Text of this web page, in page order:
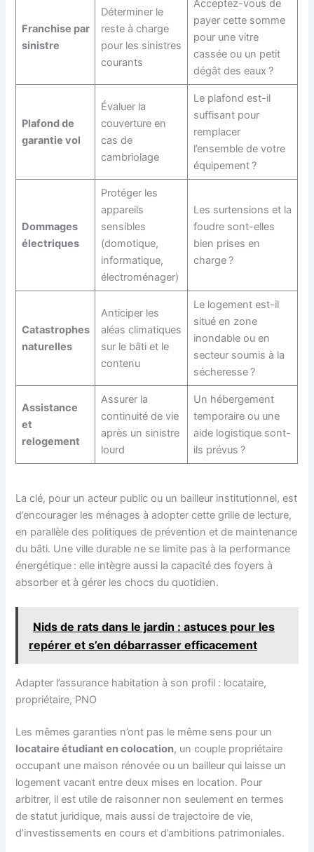
Franchise par
sinistre
Déterminer le
reste à charge
pour les sinistres
courants
Acceptez-vous de
payer cette somme
pour une vitre
cassée ou un petit
dégât des eaux ?
Plafond de
garantie vol
Évaluer la
couverture en
cas de
cambriolage
Le plafond est-il
suffisant pour
remplacer
l’ensemble de votre
équipement ?
Dommages
électriques
Protéger les
appareils
sensibles
(domotique,
informatique,
électroménager)
Les surtensions et la
foudre sont-elles
bien prises en
charge ?
Catastrophes
naturelles
Anticiper les
aléas climatiques
sur le bâti et le
contenu
Le logement est-il
situé en zone
inondable ou en
secteur soumis à la
sécheresse ?
Assistance
et
relogement
Assurer la
continuité de vie
après un sinistre
lourd
Un hébergement
temporaire ou une
aide logistique sont-
ils prévus ?
La clé, pour un acteur public ou un bailleur institutionnel, est
d’encourager les ménages à adopter cette grille de lecture,
en parallèle des politiques de prévention et de maintenance
du bâti. Une ville durable ne se limite pas à la performance
énergétique : elle intègre aussi la capacité des foyers à
absorber et à gérer les chocs du quotidien.
Nids de rats dans le jardin : astuces pour les
repérer et s’en débarrasser efficacement
Adapter l’assurance habitation à son profil : locataire,
propriétaire, PNO
Les mêmes garanties n’ont pas le même sens pour un
locataire étudiant en colocation, un couple propriétaire
occupant une maison rénovée ou un bailleur qui laisse un
logement vacant entre deux mises en location. Pour
arbitrer, il est utile de raisonner non seulement en termes
de statut juridique, mais aussi de trajectoire de vie,
d’investissements en cours et d’ambitions patrimoniales.